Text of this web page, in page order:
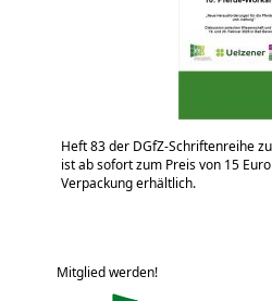
Heft 83 der DGfZ-Schriftenreihe
ist ab sofort zum Preis von 15
Verpackung erhältlich.
Mitglied werden!